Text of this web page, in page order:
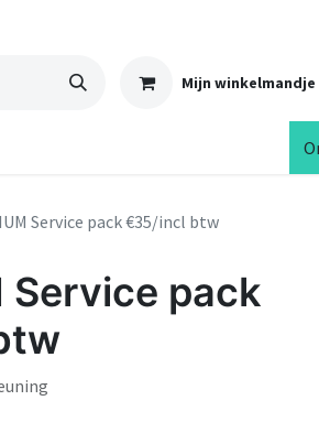
Mijn winkelmandje
Service pack €35/incl btw
Service pack